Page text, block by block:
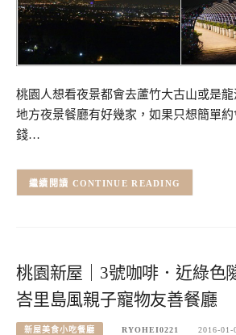
桃園人想看夜景都會去蘆竹大古山或是
地方夜景餐廳有好幾家，如果只想簡單
錢…
CONTINUE READING
桃園新屋｜3號咖啡．近綠色
峇里島風親子寵物友善餐廳
新屋美食小吃餐廳 RYOHEI0221 2016-01-